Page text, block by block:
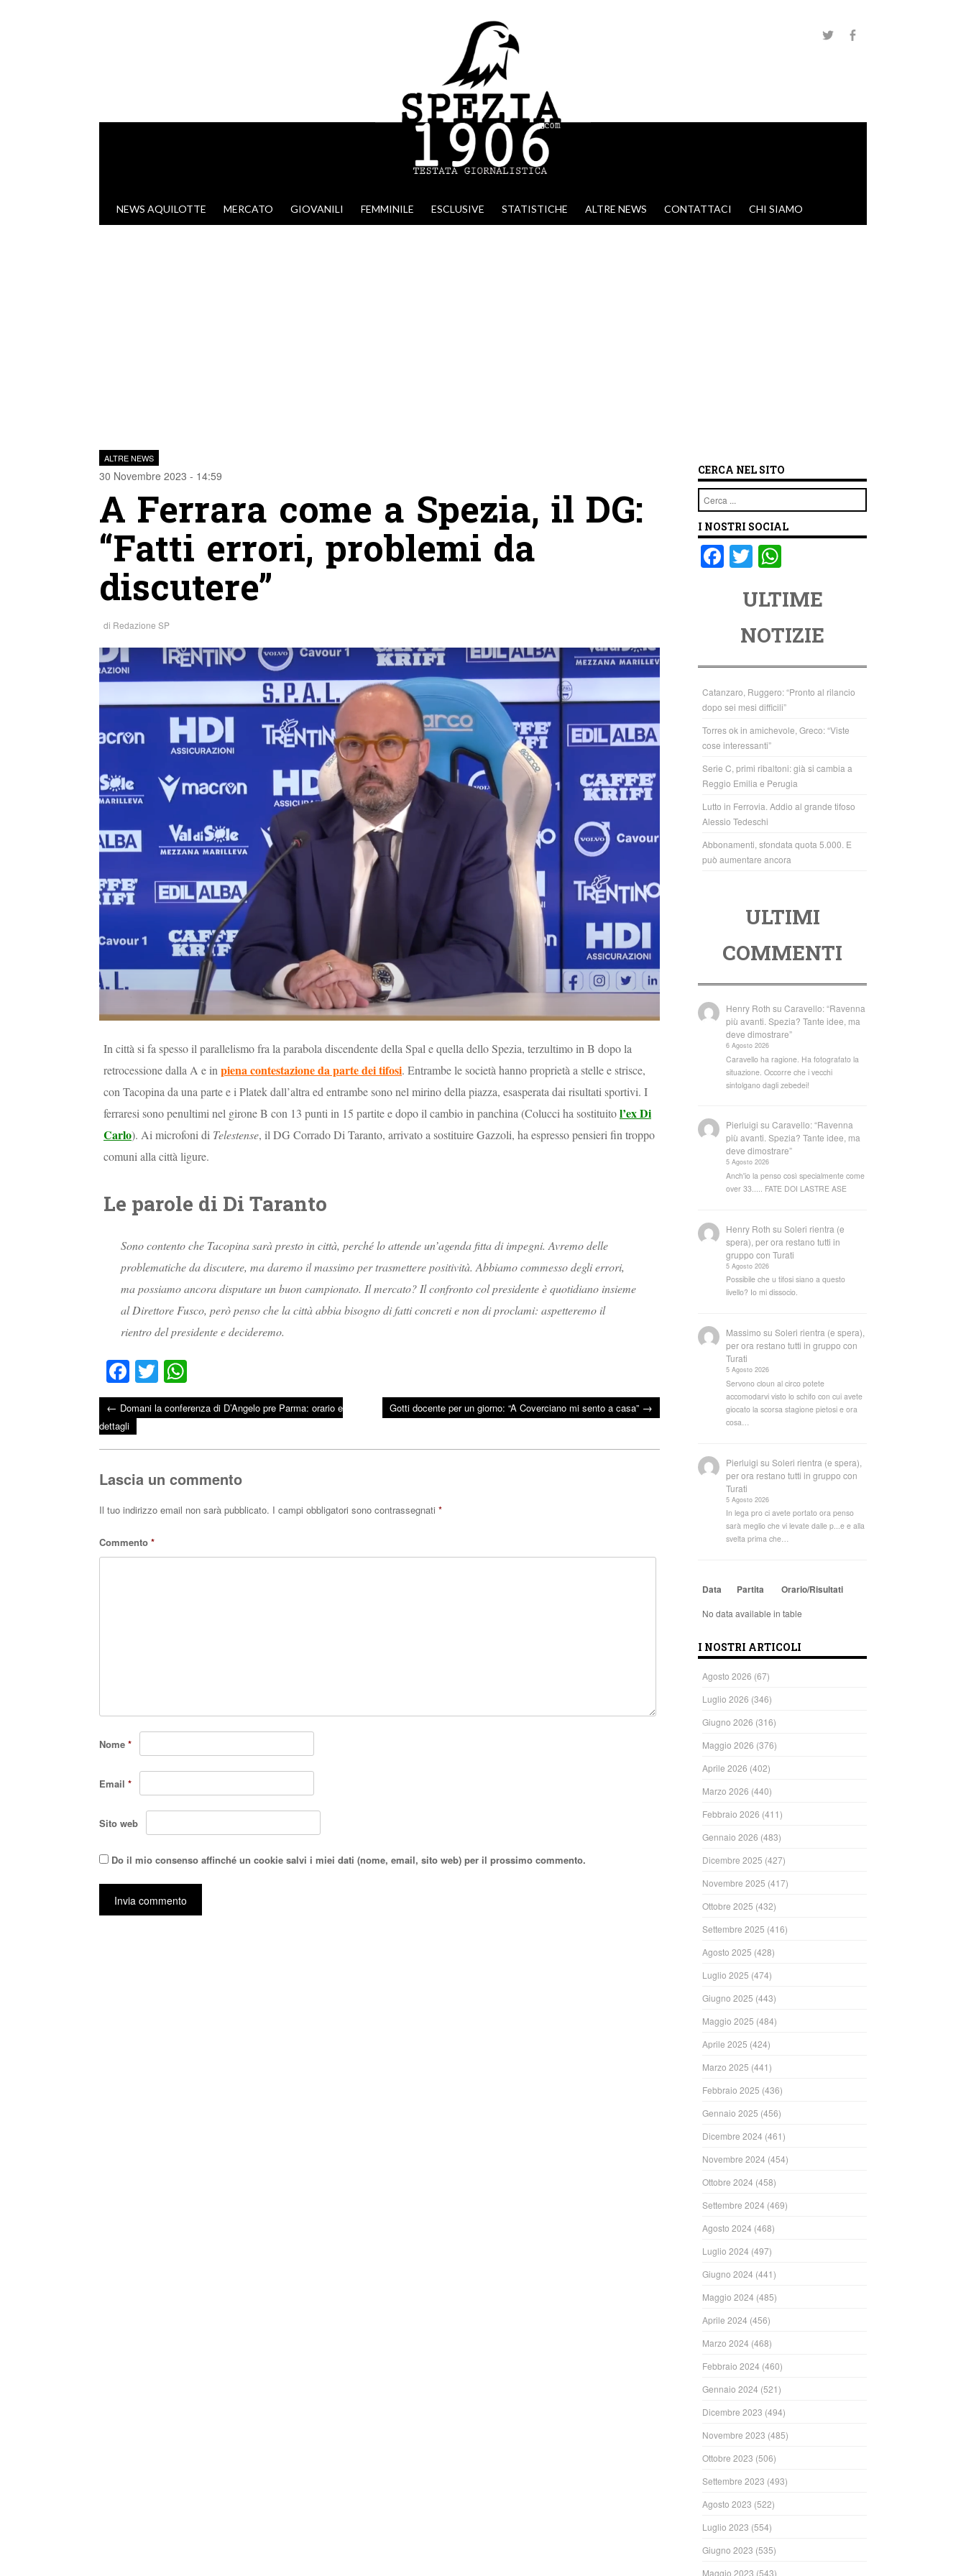
VAI AL CONTENUTO
NEWS AQUILOTTE MERCATO GIOVANILI FEMMINILE ESCLUSIVE STATISTICHE ALTRE NEWS CONTATTACI CHI SIAMO
ALTRE NEWS
30 Novembre 2023 - 14:59
A Ferrara come a Spezia, il DG:
“Fatti errori, problemi da
discutere”
di Redazione SP
In città si fa spesso il parallelismo fra la parabola discendente della Spal e quella dello Spezia, terzultimo in B dopo la
retrocessione dalla A e in piena contestazione da parte dei tifosi. Entrambe le società hanno proprietà a stelle e strisce,
con Tacopina da una parte e i Platek dall’altra ed entrambe sono nel mirino della piazza, esasperata dai risultati sportivi. I
ferraresi sono penultimi nel girone B con 13 punti in 15 partite e dopo il cambio in panchina (Colucci ha sostituitol’ex Di
Carlo). Ai microfoni di Telestense, il DG Corrado Di Taranto, arrivato a sostituire Gazzoli, ha espresso pensieri fin troppo
comuni alla città ligure.
Le parole di Di Taranto
Sono contento che Tacopina sarà presto in città, perché lo attende un’agenda fitta di impegni. Avremo delle
problematiche da discutere, ma daremo il massimo per trasmettere positività. Abbiamo commesso degli errori,
ma possiamo ancora disputare un buon campionato. Il mercato? Il confronto col presidente è quotidiano insieme
al Direttore Fusco, però penso che la città abbia bisogno di fatti concreti e non di proclami: aspetteremo il
rientro del presidente e decideremo.
Fa
ce
bo
ok
T
wi
tte
ha
ts
Post navigation
← Domani la conferenza di D’Angelo pre Parma: orario e
dettagli
Gotti docente per un giorno: “A Coverciano mi sento a casa” →
Lascia un commento
Il tuo indirizzo email non sarà pubblicato. I campi obbligatori sono contrassegnati *
Commento *
Nome *
Email *
Sito web
Do il mio consenso affinché un cookie salvi i miei dati (nome, email, sito web) per il prossimo commento.
CERCA NEL SITO
Cerca
I NOSTRI SOCIAL
F
o
o
k
T
tt
er
at
s
A
p
p
ULTIME
NOTIZIE
Catanzaro, Ruggero: “Pronto al rilancio
dopo sei mesi difficili”
Torres ok in amichevole, Greco: “Viste
cose interessanti”
Serie C, primi ribaltoni: già si cambia a
Reggio Emilia e Perugia
Lutto in Ferrovia. Addio al grande tifoso
Alessio Tedeschi
Abbonamenti, sfondata quota 5.000. E
può aumentare ancora
ULTIMI
COMMENTI
Henry Roth suCaravello: “Ravenna
più avanti. Spezia? Tante idee, ma
deve dimostrare”
6 Agosto 2026
Caravello ha ragione. Ha fotografato la
situazione. Occorre che i vecchi
sintolgano dagli zebedei!
Pierluigi suCaravello: “Ravenna
più avanti. Spezia? Tante idee, ma
deve dimostrare”
5 Agosto 2026
Anch'io la penso così specialmente come
over 33..... FATE DOI LASTRE ASE
Henry Roth suSoleri rientra (e
spera), per ora restano tutti in
gruppo con Turati
5 Agosto 2026
Possibile che u tifosi siano a questo
livello? Io mi dissocio.
Massimo suSoleri rientra (e spera),
per ora restano tutti in gruppo con
Turati
5 Agosto 2026
Servono cloun al circo potete
accomodarvi visto lo schifo con cui avete
giocato la scorsa stagione pietosi e ora
cosa…
Pierluigi suSoleri rientra (e spera),
per ora restano tutti in gruppo con
Turati
5 Agosto 2026
In lega pro ci avete portato ora penso
sarà meglio che vi levate dalle p...e e alla
svelta prima che…
Data Partita Orario/Risultati
No data available in table
I NOSTRI ARTICOLI
Agosto 2026 (67)
Luglio 2026 (346)
Giugno 2026 (316)
Maggio 2026 (376)
Aprile 2026 (402)
Marzo 2026 (440)
Febbraio 2026 (411)
Gennaio 2026 (483)
Dicembre 2025 (427)
Novembre 2025 (417)
Ottobre 2025 (432)
Settembre 2025 (416)
Agosto 2025 (428)
Luglio 2025 (474)
Giugno 2025 (443)
Maggio 2025 (484)
Aprile 2025 (424)
Marzo 2025 (441)
Febbraio 2025 (436)
Gennaio 2025 (456)
Dicembre 2024 (461)
Novembre 2024 (454)
Ottobre 2024 (458)
Settembre 2024 (469)
Agosto 2024 (468)
Luglio 2024 (497)
Giugno 2024 (441)
Maggio 2024 (485)
Aprile 2024 (456)
Marzo 2024 (468)
Febbraio 2024 (460)
Gennaio 2024 (521)
Dicembre 2023 (494)
Novembre 2023 (485)
Ottobre 2023 (506)
Settembre 2023 (493)
Agosto 2023 (522)
Luglio 2023 (554)
Giugno 2023 (535)
Maggio 2023 (543)